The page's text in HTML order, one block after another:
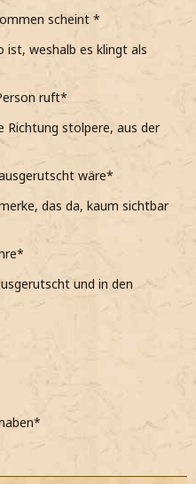
scheint *
ist, weshalb es klingt als
ruft*
Richtung stolpere, aus der
wäre*
das da, kaum sichtbar
und in den